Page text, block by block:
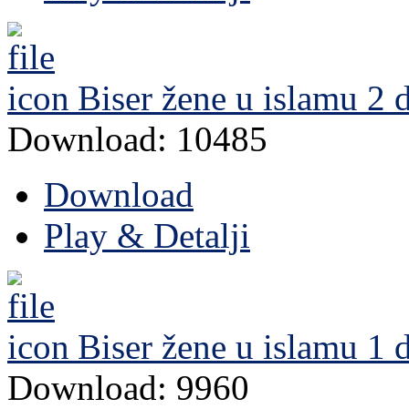
Biser žene u islamu 2
Download: 10485
Download
Play & Detalji
Biser žene u islamu 1
Download: 9960